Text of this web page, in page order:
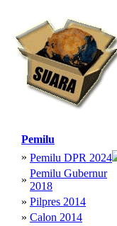
Pemilu
» Pemilu DPR 2024
»
Pemilu Gubernur
2018
» Pilpres 2014
» Calon 2014